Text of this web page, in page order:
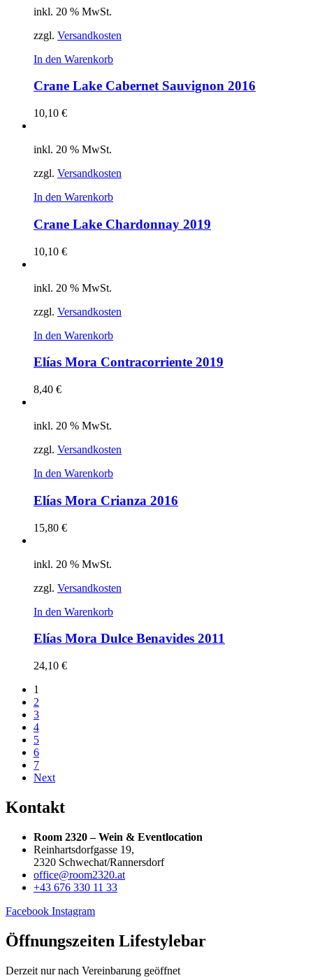
inkl. 20 % MwSt.
zzgl. Versandkosten
In den Warenkorb
Crane Lake Cabernet Sauvignon 2016
10,10 €
inkl. 20 % MwSt.
zzgl. Versandkosten
In den Warenkorb
Crane Lake Chardonnay 2019
10,10 €
inkl. 20 % MwSt.
zzgl. Versandkosten
In den Warenkorb
Elías Mora Contracorriente 2019
8,40 €
inkl. 20 % MwSt.
zzgl. Versandkosten
In den Warenkorb
Elías Mora Crianza 2016
15,80 €
inkl. 20 % MwSt.
zzgl. Versandkosten
In den Warenkorb
Elías Mora Dulce Benavides 2011
24,10 €
1
2
3
4
5
6
7
Next
Kontakt
Room 2320 – Wein & Eventlocation
Reinhartsdorfgasse 19,
2320 Schwechat/Rannersdorf
office@room2320.at
+43 676 330 11 33
Facebook Instagram
Öffnungszeiten Lifestylebar
Derzeit nur nach Vereinbarung geöffnet